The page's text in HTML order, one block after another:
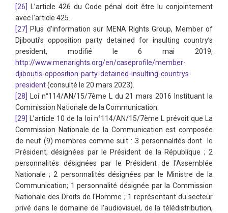
[26]
L’article 426 du Code pénal doit être lu conjointement
avec l’article 425.
[27]
Plus d’information sur MENA Rights Group, Member of
Djibouti’s opposition party detained for insulting country’s
president, modifié le 6 mai 2019,
http://www.menarights.org/en/caseprofile/member-
djiboutis-opposition-party-detained-insulting-countrys-
president(consulté le 20 mars 2023).
[28]
Loi n°114/AN/15/7ème L du 21 mars 2016 Instituant la
Commission Nationale de la Communication.
[29]
L’article 10 de la loi n°114/AN/15/7ème L prévoit que La
Commission Nationale de la Communication est composée
de neuf (9) membres comme suit : 3 personnalités dont le
Président, désignées par le Président de la République ; 2
personnalités désignées par le Président de l'Assemblée
Nationale ; 2 personnalités désignées par le Ministre de la
Communication; 1 personnalité désignée par la Commission
Nationale des Droits de l'Homme ; 1 représentant du secteur
privé dans le domaine de l'audiovisuel, de la télédistribution,